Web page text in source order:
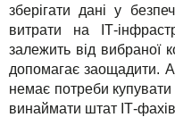
зберігати дані у
витрати на ІТ-
залежить від вибраної
допомагає заощадити.
немає потреби
винаймати штат ІТ-